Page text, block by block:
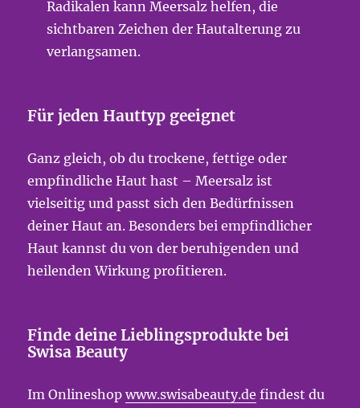
Radikalen kann Meersalz helfen, die
sichtbaren Zeichen der Hautalterung zu
verlangsamen.
Für jeden Hauttyp geeignet
Ganz gleich, ob du trockene, fettige oder
empfindliche Haut hast – Meersalz ist
vielseitig und passt sich den Bedürfnissen
deiner Haut an. Besonders bei empfindlicher
Haut kannst du von der beruhigenden und
heilenden Wirkung profitieren.
Finde deine Lieblingsprodukte bei
Swisa Beauty
Im Onlineshopwww.swisabeauty.de findest du